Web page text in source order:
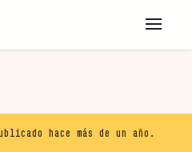
hace más de un año.